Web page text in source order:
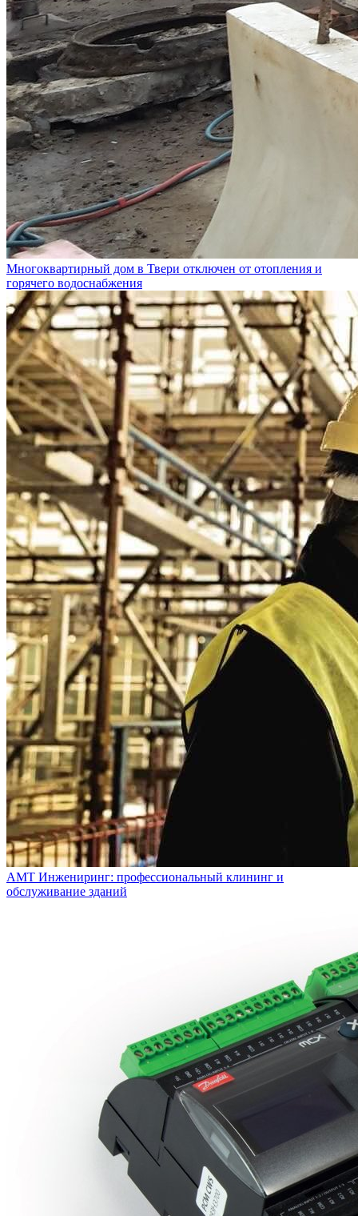
Многоквартирный дом в Твери отключен от отопления и
горячего водоснабжения
АМТ Инжениринг: профессиональный клининг и
обслуживание зданий